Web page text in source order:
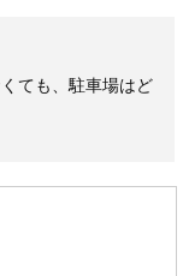
ても、駐車場はど